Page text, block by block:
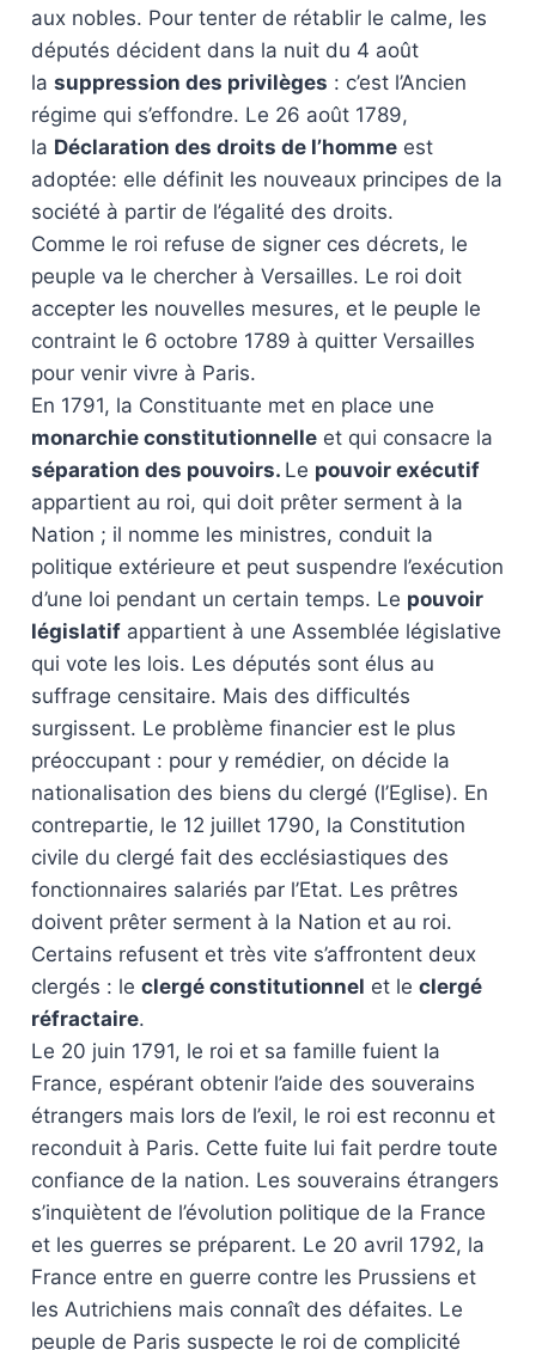
aux nobles. Pour tenter de rétablir le calme, les
députés décident dans la nuit du 4 août
la suppression des privilèges : c’est l’Ancien
régime qui s’effondre. Le 26 août 1789,
la Déclaration des droits de l’hommeest
adoptée: elle définit les nouveaux principes de la
société à partir de l’égalité des droits.
Comme le roi refuse de signer ces décrets, le
peuple va le chercher à Versailles. Le roi doit
accepter les nouvelles mesures, et le peuple le
contraint le 6 octobre 1789 à quitter Versailles
pour venir vivre à Paris.
En 1791, la Constituante met en place une
monarchie constitutionnelleet qui consacre la
séparation des pouvoirs. Le pouvoir exécutif
appartient au roi, qui doit prêter serment à la
Nation ; il nomme les ministres, conduit la
politique extérieure et peut suspendre l’exécution
d’une loi pendant un certain temps. Le pouvoir
législatifappartient à une Assemblée législative
qui vote les lois. Les députés sont élus au
suffrage censitaire. Mais des difficultés
surgissent. Le problème financier est le plus
préoccupant : pour y remédier, on décide la
nationalisation des biens du clergé (l’Eglise). En
contrepartie, le 12 juillet 1790, la Constitution
civile du clergé fait des ecclésiastiques des
fonctionnaires salariés par l’Etat. Les prêtres
doivent prêter serment à la Nation et au roi.
Certains refusent et très vite s’affrontent deux
clergés : le clergé constitutionnel et le clergé
réfractaire.
Le 20 juin 1791, le roi et sa famille fuient la
France, espérant obtenir l’aide des souverains
étrangers mais lors de l’exil, le roi est reconnu et
reconduit à Paris. Cette fuite lui fait perdre toute
confiance de la nation. Les souverains étrangers
s’inquiètent de l’évolution politique de la France
et les guerres se préparent. Le 20 avril 1792, la
France entre en guerre contre les Prussiens et
les Autrichiens mais connaît des défaites. Le
peuple de Paris suspecte le roi de complicité